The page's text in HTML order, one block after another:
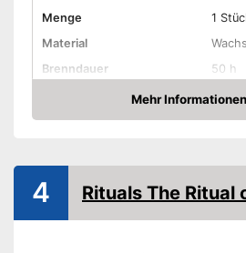
Menge
1
Material
Wachs
Brenndauer
50 h
290 g
Amazon Lieferzeit
siehe
Mehr Informationen
Amazon
4 Rituals The Ritual